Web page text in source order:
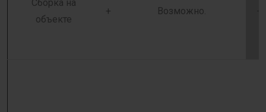
Сборка на
объекте
+ Возможно.